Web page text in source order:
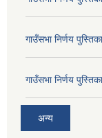
गाउँसभा निर्णय
गाउँसभा निर्णय
अन्य